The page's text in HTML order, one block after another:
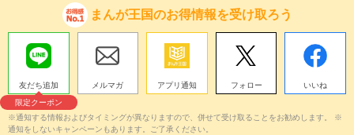
まんが王国のお得情報を受け取ろう
友だち追加
限定クーポン
メルマガ アプリ通知 フォロー いいね
※通知する情報およびタイミングが異なりますので、併せて受け取ることをお勧めします。 ※
通知をしないキャンペーンもあります。ご了承ください。